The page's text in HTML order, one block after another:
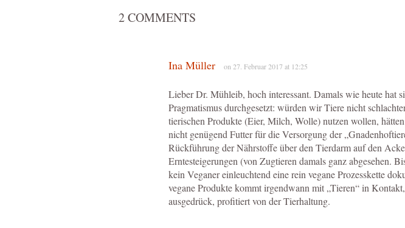
2 COMMENTS
Ina Müller on 27. Februar 2017 at 12:25
Lieber Dr. Mühleib, hoch interessant. Damals wie heute hat
Pragmatismus durchgesetzt: würden wir Tiere nicht
tierischen Produkte (Eier, Milch, Wolle) nutzen wollen,
nicht genügend Futter für die Versorgung der
Rückführung der Nährstoffe über den Tierdarm auf den
Erntesteigerungen (von Zugtieren damals ganz abgesehen.
kein Veganer einleuchtend eine rein vegane Prozesskette
vegane Produkte kommt irgendwann mit „Tieren“ in
ausgedrück, profitiert von der Tierhaltung.